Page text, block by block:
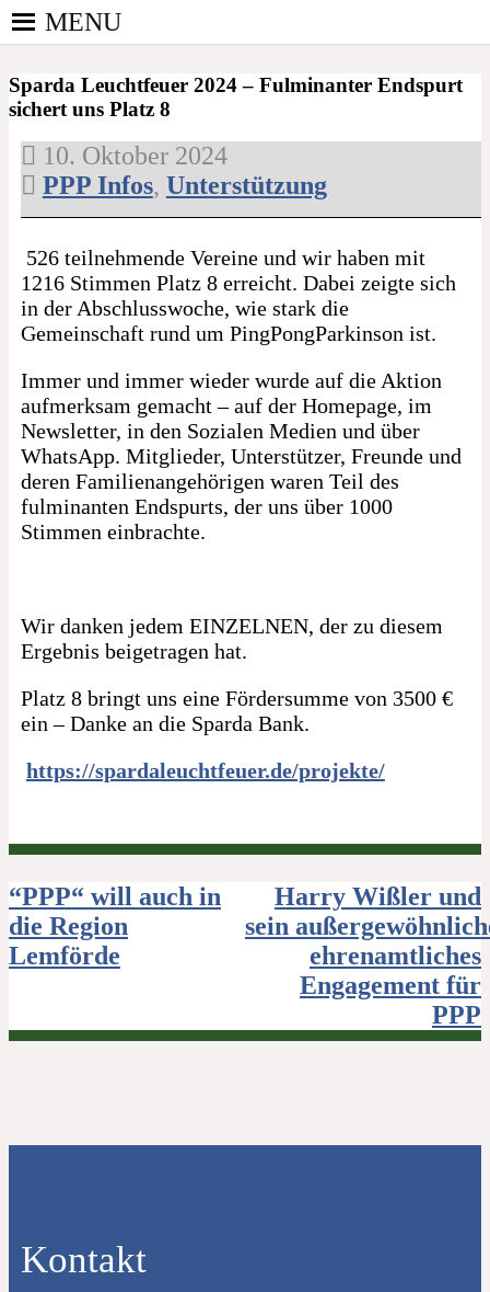
Skip
to
PINGPONGPARKINSON
DEUTSCHLAND E. V.
kooperierenden Vereinen und Einzelpersonen, der
sich – mit dem Mittel Tischtennis – überwiegend
ehrenamtlich um Personen mit Parkinson und
deren Angehörige kümmert.
MENU
Sparda Leuchtfeuer 2024 – Fulminanter Endspurt
sichert uns Platz 8
10. Oktober 2024
PPP Infos, Unterstützung
526 teilnehmende Vereine und wir haben mit
1216 Stimmen Platz 8 erreicht. Dabei zeigte sich
in der Abschlusswoche, wie stark die
Gemeinschaft rund um PingPongParkinson ist.
Immer und immer wieder wurde auf die Aktion
aufmerksam gemacht – auf der Homepage, im
Newsletter, in den Sozialen Medien und über
WhatsApp. Mitglieder, Unterstützer, Freunde und
deren Familienangehörigen waren Teil des
fulminanten Endspurts, der uns über 1000
Stimmen einbrachte.
Wir danken jedem EINZELNEN, der zu diesem
Ergebnis beigetragen hat.
Platz 8 bringt uns eine Fördersumme von 3500 €
ein – Danke an die Sparda Bank.
https://spardaleuchtfeuer.de/projekte/
Beitragsnavigation
“PPP“ will auch in
die Region
Lemförde
Harry Wißler und
sein
ehrenamtliches
Engagement für
PPP
Kontakt